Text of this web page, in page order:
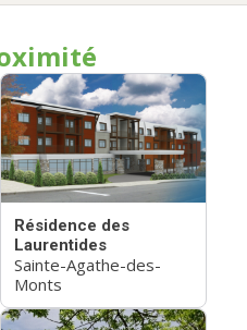
Résidence des
Laurentides
Sainte-Agathe-des-
Monts